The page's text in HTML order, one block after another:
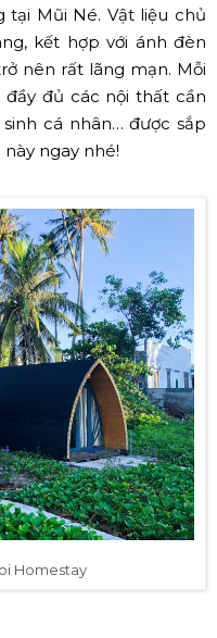
tại Mũi Né. Vật liệu chủ
kết hợp với ánh đèn
nên rất lãng mạn. Mỗi
đủ các nội thất cần
cá nhân… được sắp
ngay nhé!
Homestay